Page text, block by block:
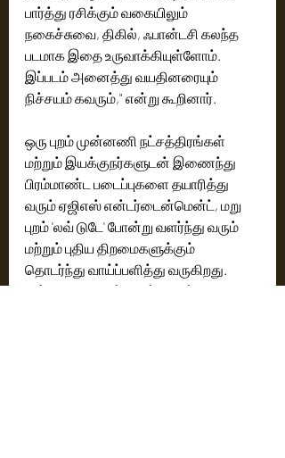
பார்த்து ரசிக்கும் வகையிலும்
நகைச்சுவை, திகில், ஃபான்டசி கலந்த
படமாக இதை உருவாக்கியுள்ளோம்.
இப்படம் அனைத்து வயதினரையும்
நிச்சயம் கவரும்," என்று கூறினார்.
ஒரு புறம் முன்னணி நட்சத்திரங்கள்
மற்றும் இயக்குநர்களுடன் இணைந்து
பிரம்மாண்ட படைப்புகளை தயாரித்து
வரும் ஏஜிஎஸ் என்டர்டைன்மென்ட், மறு
புறம் 'லவ் டுடே' போன்று வளர்ந்து வரும்
மற்றும் புதிய திறமைகளுக்கும்
தொடர்ந்து வாய்ப்பளித்து வருகிறது.
அந்த வரிசையில் 'கான்ஜூரிங்